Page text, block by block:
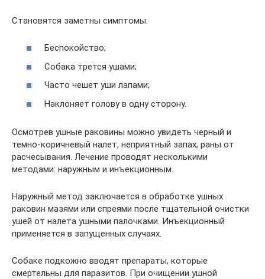
Становятся заметны симптомы:
Беспокойство;
Собака трется ушами;
Часто чешет уши лапами;
Наклоняет голову в одну сторону.
Осмотрев ушные раковины можно увидеть черный и
темно-коричневый налет, неприятный запах, раны от
расчесывания. Лечение проводят несколькими
методами: наружным и инъекционным.
Наружный метод заключается в обработке ушных
раковин мазями или спреями после тщательной очистки
ушей от налета ушными палочками. Инъекционный
применяется в запущенных случаях.
Собаке подкожно вводят препараты, которые
смертельны для паразитов. При очищении ушной